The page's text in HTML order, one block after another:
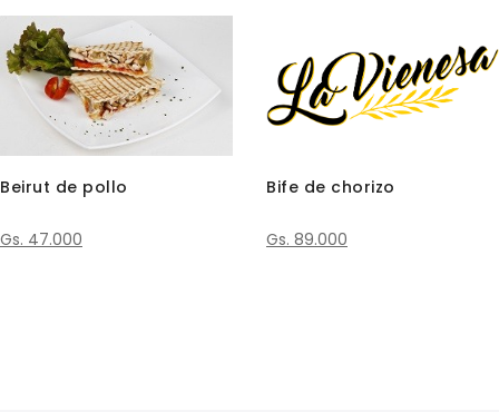
Beirut de pollo
Gs. 47.000
Bife de chorizo
Gs. 89.000